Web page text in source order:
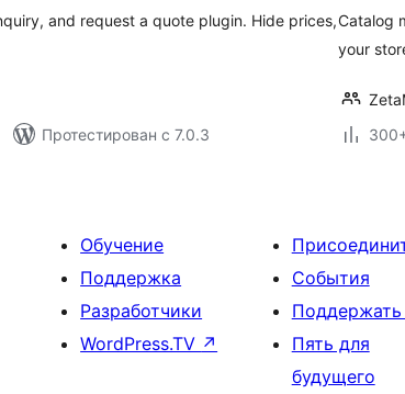
and request a quote plugin. Hide prices,
Протестирован с 7.0.3
Catalog
your
Обучение
Поддержка
Разработчики
WordPress.TV ↗
События
Поддержать
Пять для
будущего